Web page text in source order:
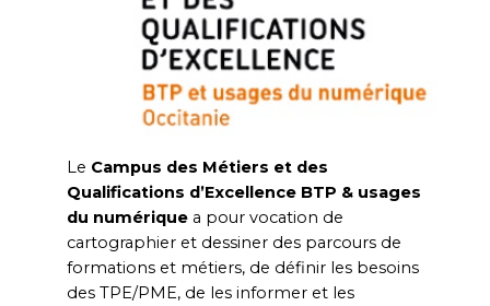
Le Campus des Métiers et des
Qualifications d’Excellence BTP & usages
du numérique a pour vocation de
cartographier et dessiner des parcours de
formations et métiers, de définir les besoins
des TPE/PME, de les informer et les